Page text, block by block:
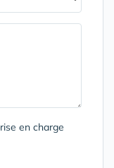
en charge